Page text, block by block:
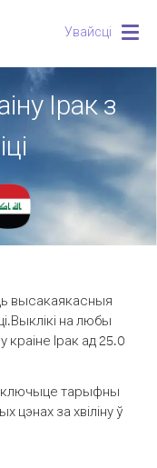
Увайсці
Ірак з
высакаякасныя
Выклікі на любы
Ірак ад 25.0
тарыфны
цэнах за хвіліну ў